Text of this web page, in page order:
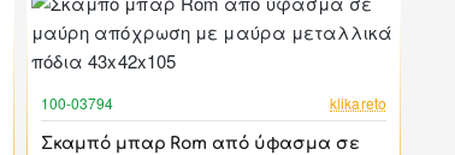
100-03794 klikareto
Σκαμπό μπαρ Rom από ύφασμα σε